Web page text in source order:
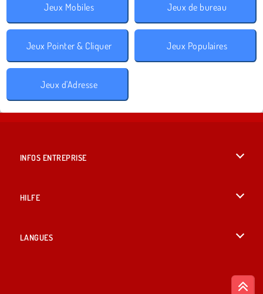
Jeux Mobiles Jeux de bureau
Jeux Pointer & Cliquer Jeux Populaires
Jeux d'Adresse
INFOS ENTREPRISE
HILFE
LANGUES